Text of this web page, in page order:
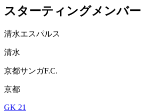
スターティングメンバー
清水エスパルス
清水
京都サンガF.C.
京都
GK 21